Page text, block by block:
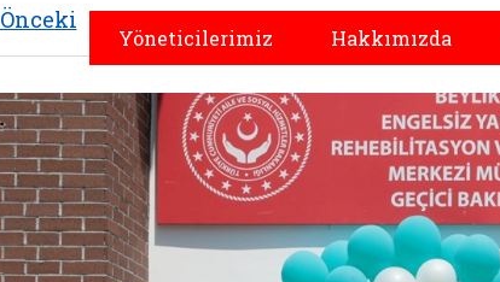
Yöneticilerimiz Hakkımızda
Önceki